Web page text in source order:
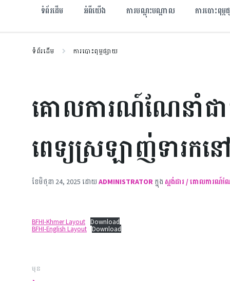
ទំព័រដើម អំពីយើង ការបណ្តុះបណ្តាល ការបោះពុម្ព
ទំព័រដើម ការបោះពុម្ពផ្សាយ
គោលការណ៍ណែនាំជាតិ
ពេទ្យស្រឡាញ់ទារកនៅ
ខែ​មិថុនា 24, 2025 ដោយADMINISTRATOR ក្នុង ស្តង់ដារ / គោលការណ៍ណ
BFHI-Khmer Layout
Download
BFHI-English Layout
Download
មុន